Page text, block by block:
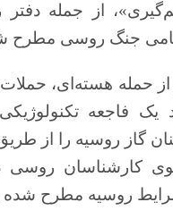
از جمله دفتر
حامی جنگ روسی
حمله هسته‌ای،
یک فاجعه
روسیه را از طریق
سوی کارشناسان
روسیه مطرح شده